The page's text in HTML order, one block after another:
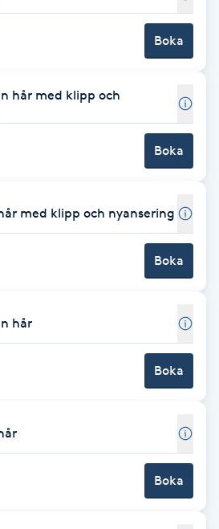
Boka
hår med klipp och
Boka
med klipp och nyansering
Boka
hår
Boka
Boka